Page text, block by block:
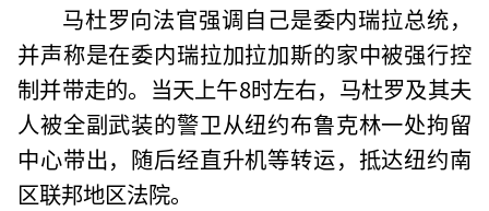
马杜罗向法官强调自己是委内瑞拉总统，
并声称是在委内瑞拉加拉加斯的家中被强行控
制并带走的。当天上午8时左右，马杜罗及其夫
人被全副武装的警卫从纽约布鲁克林一处拘留
中心带出，随后经直升机等转运，抵达纽约南
区联邦地区法院。